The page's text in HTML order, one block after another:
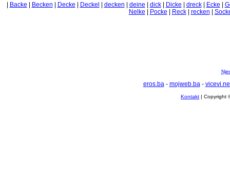
Backe Becken Decke Deckel decken deine dick| Dicke dreck| Ecke
Nelke
Pocke Reck| recken
eros.ba- mojweb.ba-
Kontakt | Copyright